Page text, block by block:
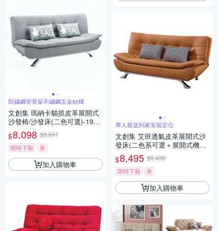
防鏽鋼管骨架不鏽鋼五金結構
文創集 瑪納卡貓抓皮革展開式
沙發椅/沙發床(二色可選)-190x
87x80cm免組
$8,098 $8,997
限時下殺
券
加入購物車
專人親送到家安裝定位
文創集 艾班透氣皮革展開式沙
發床(二色系可選＋展開式機能
設計)-190x88x85cm免組
$8,495 $9,438
限時下殺
券
加入購物車